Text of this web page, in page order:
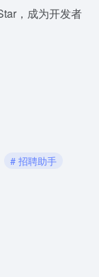
，成为开发者
# 招聘助手